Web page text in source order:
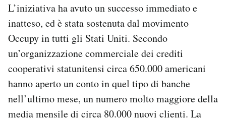
L’iniziativa ha avuto un successo immediato e
inatteso, ed è stata sostenuta dal movimento
Occupy in tutti gli Stati Uniti. Secondo
un’organizzazione commerciale dei crediti
cooperativi statunitensi circa 650.000 americani
hanno aperto un conto in quel tipo di banche
nell’ultimo mese, un numero molto maggiore della
media mensile di circa 80.000 nuovi clienti. La